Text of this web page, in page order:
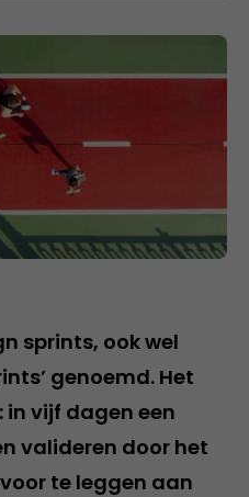
sprints, ook wel
genoemd. Het
vijf dagen een
valideren door het
te leggen aan